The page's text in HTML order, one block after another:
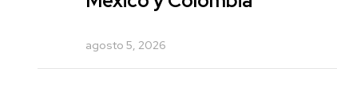
agosto 5, 2026